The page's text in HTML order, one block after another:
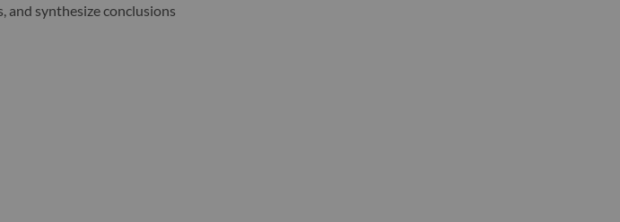
and synthesize conclusions